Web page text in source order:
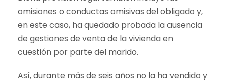
omisiones o conductas omisivas del obligado y,
en este caso, ha quedado probada la ausencia
de gestiones de venta de la vivienda en
cuestión por parte del marido.
Así, durante más de seis años no la ha vendido y